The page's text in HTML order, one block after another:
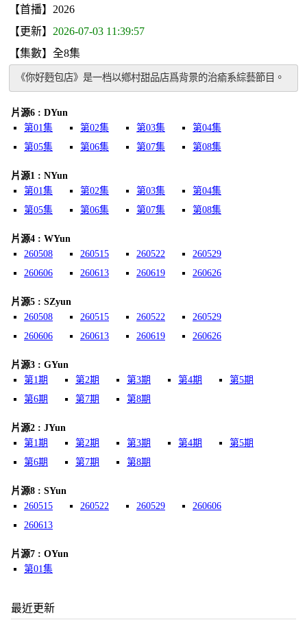
【首播】2026
【更新】 2026-07-03 11:39:57
【集數】全8集
《你好麪包店》是一档以鄕村甜品店爲背景的治瘉系綜藝節目。
片源6 : DYun
第01集
第02集 第03集
第04集
第05集
第06集 第07集 第08集
片源1 : NYun
第01集
第02集 第03集
第04集
第05集
第06集 第07集 第08集
片源4 : WYun
260508
260515 260522
260529
260606
260613 260619 260626
片源5 : SZyun
260508
260515 260522
260529
260606
260613 260619 260626
片源3 : GYun
第1期
第2期 第3期 第4期
第5期
第6期
第7期 第8期
片源2 : JYun
第1期
第2期 第3期 第4期
第5期
第6期
第7期 第8期
片源8 : SYun
260515
260522 260529
260606
260613
片源7 : OYun
第01集
最近更新